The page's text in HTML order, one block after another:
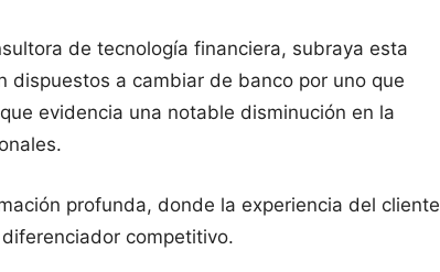
de tecnología financiera, subraya esta
dispuestos a cambiar de banco por uno que
evidencia una notable disminución en la
profunda, donde la experiencia del cliente
competitivo.